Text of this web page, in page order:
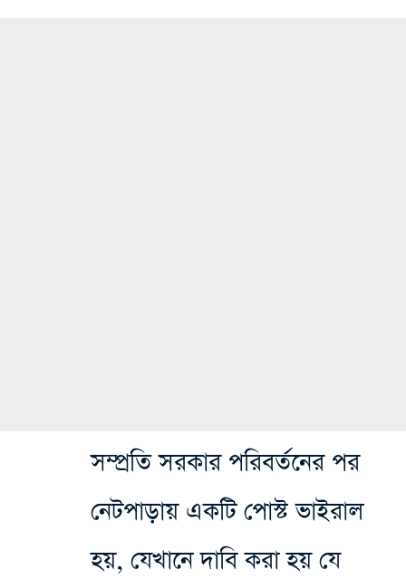
সম্প্রতি সরকার পরিবর্তনের পর
নেটপাড়ায় একটি পোস্ট ভাইরাল
হয়, যেখানে দাবি করা হয় যে